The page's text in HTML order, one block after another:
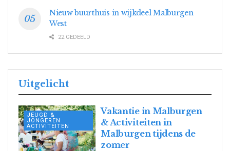
Nieuw buurthuis in wijkdeel Malburgen
West
22 GEDEELD
Uitgelicht
JEUGD &
JONGEREN
ACTIVITEITEN
Vakantie in Malburgen
& Activiteiten in
Malburgen tijdens de
zomer